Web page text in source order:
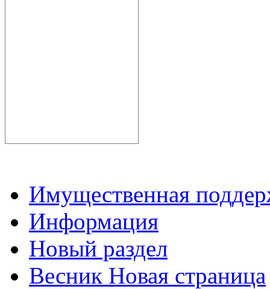
Имущественная
Информация
Новый раздел
Весник Новая страница